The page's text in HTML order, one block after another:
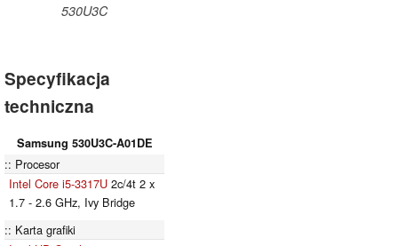
530U3C
Specyfikacja
techniczna
Samsung 530U3C-A01DE
Procesor
Intel Core i5-3317U 2c/4t 2 x
1.7 - 2.6 GHz, Ivy Bridge
Karta grafiki